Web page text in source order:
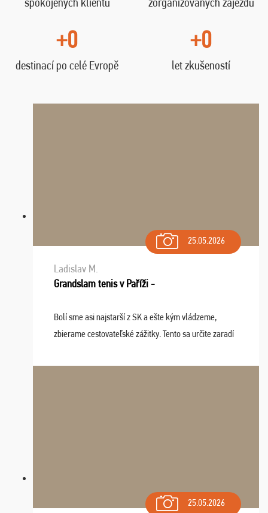
+0
destinací po celé Evropě
+0
let zkušeností
25.05.2026
Ladislav M.
Grandslam tenis v Paříži -
Bolí sme asi najstarší z SK a ešte kým vládzeme,
zbierame cestovateľské zážitky. Tento sa určite zaradí
osudu - pohodový šefík Meďo, dobrá parti ...
25.05.2026